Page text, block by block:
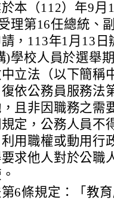
本（112）年9月
理第16任總統、
，113年1月13
)學校人員於選舉
立法（以下簡稱
依公務員服務法
且非因職務之需
定，公務人員不
用職權或動用行
求他人對於公職
6條規定：「教